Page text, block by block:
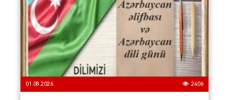
01.08.2026 2406